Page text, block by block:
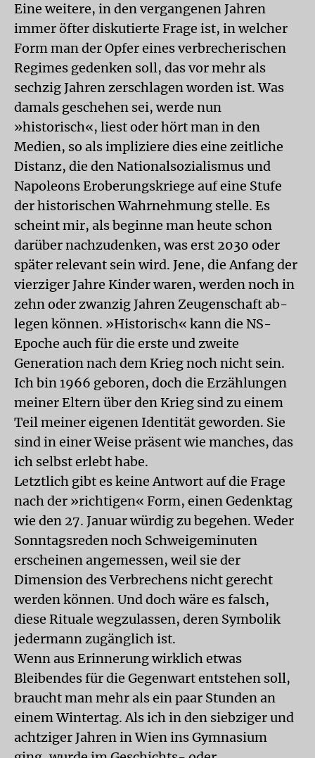
Eine weitere, in den vergangenen Jahren
immer öfter diskutierte Frage ist, in welcher
Form man der Opfer eines verbrecherischen
Regimes gedenken soll, das vor mehr als
sechzig Jahren zerschlagen worden ist. Was
damals geschehen sei, werde nun
»historisch«, liest oder hört man in den
Medien, so als impliziere dies eine zeitliche
Distanz, die den Nationalsozialismus und
Napoleons Eroberungskriege auf eine Stufe
der historischen Wahrnehmung stelle. Es
scheint mir, als beginne man heute schon
darüber nachzudenken, was erst 2030 oder
später relevant sein wird. Jene, die Anfang der
vierziger Jahre Kinder waren, werden noch in
zehn oder zwanzig Jahren Zeugenschaft ab-
legen können. »Historisch« kann die NS-
Epoche auch für die erste und zweite
Generation nach dem Krieg noch nicht sein.
Ich bin 1966 geboren, doch die Erzählungen
meiner Eltern über den Krieg sind zu einem
Teil meiner eigenen Identität geworden. Sie
sind in einer Weise präsent wie manches, das
ich selbst erlebt habe.
Letztlich gibt es keine Antwort auf die Frage
nach der »richtigen« Form, einen Gedenktag
wie den 27. Januar würdig zu begehen. Weder
Sonntagsreden noch Schweigeminuten
erscheinen angemessen, weil sie der
Dimension des Verbrechens nicht gerecht
werden können. Und doch wäre es falsch,
diese Rituale wegzulassen, deren Symbolik
jedermann zugänglich ist.
Wenn aus Erinnerung wirklich etwas
Bleibendes für die Gegenwart entstehen soll,
braucht man mehr als ein paar Stunden an
einem Wintertag. Als ich in den siebziger und
achtziger Jahren in Wien ins Gymnasium